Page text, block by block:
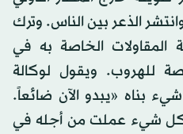
الذعر بين الناس. وترك
الخاصة به في
للهروب. ويقول لوكالة
بناه «يبدو الآن ضائعاً.
كل شيء عملت من أجله في